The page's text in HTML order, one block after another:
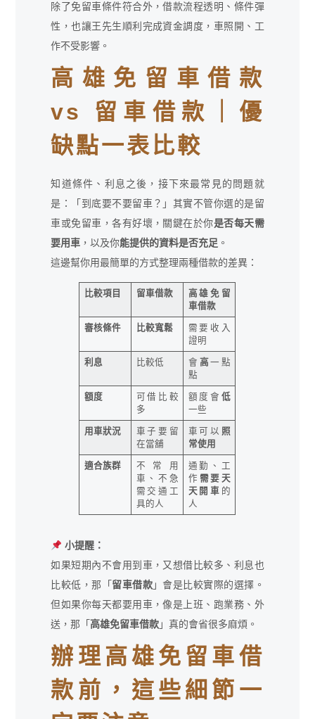
除了免留車條件符合外，借款流程透明、條件彈
性，也讓王先生順利完成資金調度，車照開、工
作不受影響。
高雄免留車借款
vs 留車借款｜優
缺點一表比較
知道條件、利息之後，接下來最常見的問題就
是：「到底要不要留車？」其實不管你選的是留
車或免留車，各有好壞，關鍵在於你是否每天需
要用車 ，以及你能提供的資料是否充足 。
這邊幫你用最簡單的方式整理兩種借款的差異：
比較項目 留車借款
高雄免留
車借款
審核條件 比較寬鬆
需要收入
證明
利息 比較低 會 高一點
點
額度
可借比較
多
額度會低
一些
用車狀況
車子要留
在當舖
車可以 照
常使用
適合族群
不常用
車、不急
需交通工
具的人
通勤、工
作 需要天
天開車 的
人
小提醒：
如果短期內不會用到車，又想借比較多、利息也
比較低，那「 留車借款 」會是比較實際的選擇。
但如果你每天都要用車，像是上班、跑業務、外
送，那「高雄免留車借款 」真的會省很多麻煩。
辦理高雄免留車借
款前，這些細節一